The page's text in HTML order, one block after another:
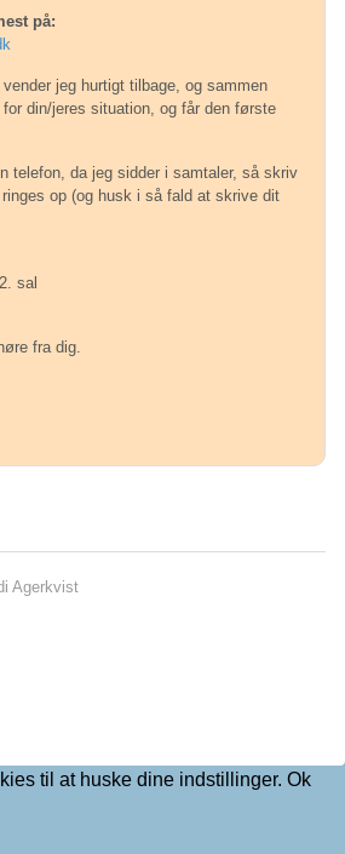
på:
jeg hurtigt tilbage, og sammen
din/jeres situation, og får den første
telefon, da jeg sidder i samtaler, så skriv
op (og husk i så fald at skrive dit
sal
fra dig.
Agerkvist
til at huske dine indstillinger. Ok